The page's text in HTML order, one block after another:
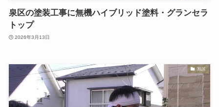
泉区の塗装工事に無機ハイブリッド塗料・グランセラ
トップ
2026年3月13日
旭区